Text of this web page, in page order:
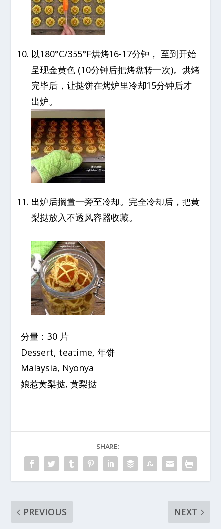
以180°C/355°F烘烤16-17分钟， 至到开始
呈现金黄色 (10分钟后把烤盘转一次)。烘烤
完毕后，让挞饼在烤炉里冷却15分钟后才
出炉。
出炉后搁置一旁至冷却。完全冷却后，把黄
梨挞放入不透风容器收藏。
分量：30 片
Dessert, teatime, 年饼
Malaysia, Nyonya
娘惹黄梨挞, 黄梨挞
SHARE:
PREVIOUS
NEXT